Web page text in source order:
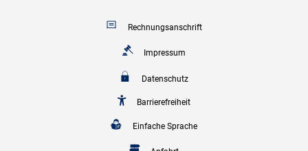
Rechnungsanschrift
Impressum
Datenschutz
Barrierefreiheit
Einfache Sprache